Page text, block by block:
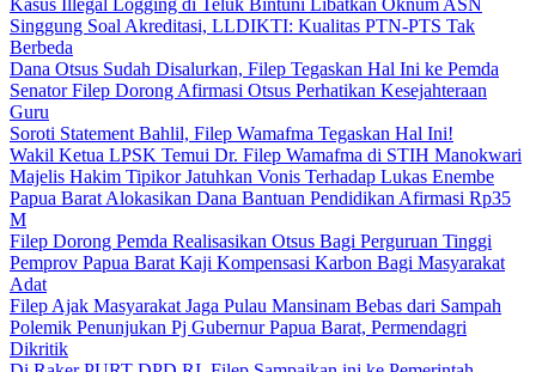
Kasus Illegal Logging di Teluk Bintuni Libatkan Oknum ASN
Singgung Soal Akreditasi, LLDIKTI: Kualitas PTN-PTS Tak
Berbeda
Dana Otsus Sudah Disalurkan, Filep Tegaskan Hal Ini ke Pemda
Senator Filep Dorong Afirmasi Otsus Perhatikan Kesejahteraan
Guru
Soroti Statement Bahlil, Filep Wamafma Tegaskan Hal Ini!
Wakil Ketua LPSK Temui Dr. Filep Wamafma di STIH Manokwari
Majelis Hakim Tipikor Jatuhkan Vonis Terhadap Lukas Enembe
Papua Barat Alokasikan Dana Bantuan Pendidikan Afirmasi Rp35
M
Filep Dorong Pemda Realisasikan Otsus Bagi Perguruan Tinggi
Pemprov Papua Barat Kaji Kompensasi Karbon Bagi Masyarakat
Adat
Filep Ajak Masyarakat Jaga Pulau Mansinam Bebas dari Sampah
Polemik Penunjukan Pj Gubernur Papua Barat, Permendagri
Dikritik